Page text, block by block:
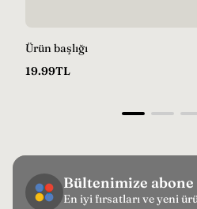
Ürün başlığı
Normal
19.99TL
Bültenimize
En iyi fırsatları ve yeni